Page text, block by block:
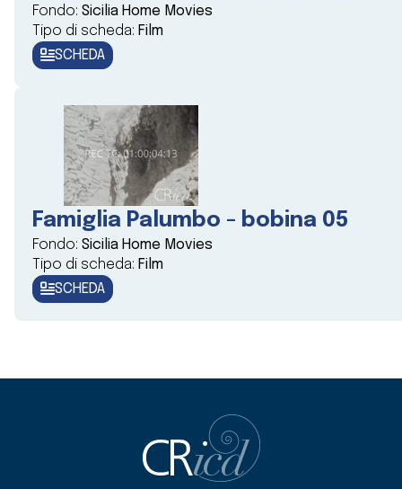
Fondo: Sicilia Home Movies
Tipo di scheda: Film
SCHEDA
Famiglia Palumbo - bobina 05
Fondo: Sicilia Home Movies
Tipo di scheda: Film
SCHEDA